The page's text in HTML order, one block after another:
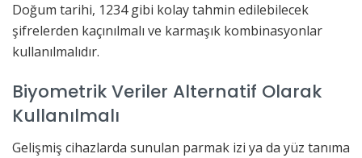
Doğum tarihi, 1234 gibi kolay tahmin edilebilecek
şifrelerden kaçınılmalı ve karmaşık kombinasyonlar
kullanılmalıdır.
Biyometrik Veriler Alternatif Olarak
Kullanılmalı
Gelişmiş cihazlarda sunulan parmak izi ya da yüz tanıma